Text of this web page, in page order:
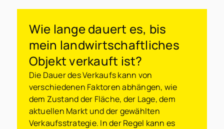
Wie lange dauert es, bis
mein landwirtschaftliches
Objekt verkauft ist?
Die Dauer des Verkaufs kann von
verschiedenen Faktoren abhängen, wie
dem Zustand der Fläche, der Lage, dem
aktuellen Markt und der gewählten
Verkaufsstrategie. In der Regel kann es